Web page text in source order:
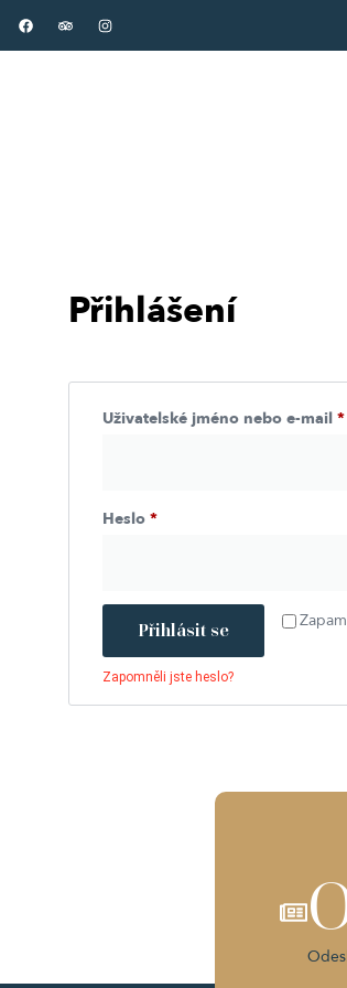
Přihlášení
Uživatelské jméno nebo e-mail *
Heslo *
Přihlásit se
Zapomněli jste heslo?